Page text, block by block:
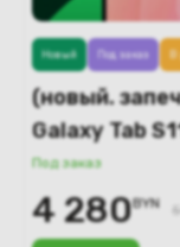
(новый.
Galaxy Tab
16GB/1TB
Под заказ
Новый Под заказ
4 280BYN